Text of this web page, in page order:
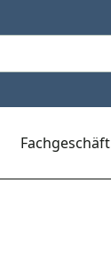
Fachgeschäft